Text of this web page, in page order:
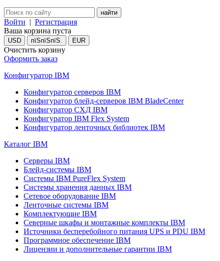
Войти | Регистрация
Ваша корзина пуста
USD пїЅпїЅпїЅ. EUR
Очистить корзину
Оформить заказ
Конфигуратор IBM
Конфигуратор серверов IBM
Конфигуратор блейд-серверов IBM BladeCenter
Конфигуратор СХД IBM
Конфигуратор IBM Flex System
Конфигуратор ленточных библиотек IBM
Каталог IBM
Серверы IBM
Блейд-системы IBM
Системы IBM PureFlex System
Системы хранения данных IBM
Сетевое оборудование IBM
Ленточные системы IBM
Комплектующие IBM
Северные шкафы и монтажные комплекты IBM
Источники бесперебойного питания UPS и PDU IBM
Программное обеспечение IBM
Лицензии и дополнительные гарантии IBM